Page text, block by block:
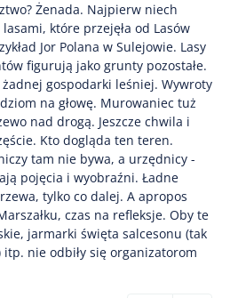
Żenada. Najpierw niech
które przejęła od Lasów
Jor Polana w Sulejowie. Lasy
figurują jako grunty pozostałe.
gospodarki leśniej. Wywroty
na głowę. Murowaniec tuż
nad drogą. Jeszcze chwila i
Kto dogląda ten teren.
tam nie bywa, a urzędnicy -
pojęcia i wyobraźni. Ładne
tylko co dalej. A apropos
czas na refleksje. Oby te
jarmarki święta salcesonu (tak
nie odbiły się organizatorom